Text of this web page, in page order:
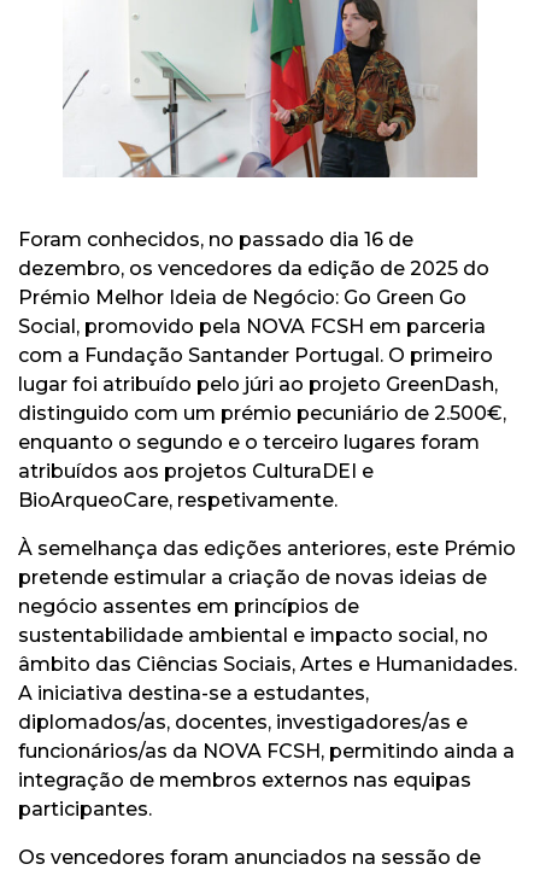
Foram conhecidos, no passado dia 16 de
dezembro, os vencedores da edição de 2025 do
Prémio Melhor Ideia de Negócio: Go Green Go
Social, promovido pela NOVA FCSH em parceria
com a Fundação Santander Portugal. O primeiro
lugar foi atribuído pelo júri ao projeto GreenDash,
distinguido com um prémio pecuniário de 2.500€,
enquanto o segundo e o terceiro lugares foram
atribuídos aos projetos CulturaDEI e
BioArqueoCare, respetivamente.
À semelhança das edições anteriores, este Prémio
pretende estimular a criação de novas ideias de
negócio assentes em princípios de
sustentabilidade ambiental e impacto social, no
âmbito das Ciências Sociais, Artes e Humanidades.
A iniciativa destina-se a estudantes,
diplomados/as, docentes, investigadores/as e
funcionários/as da NOVA FCSH, permitindo ainda a
integração de membros externos nas equipas
participantes.
Os vencedores foram anunciados na sessão de